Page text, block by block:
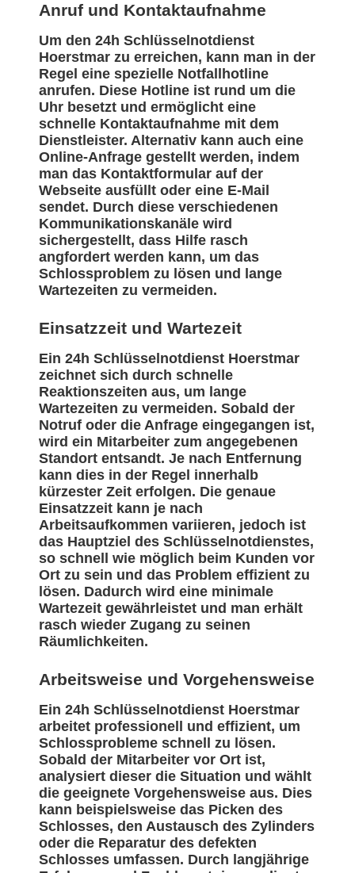
Anruf und Kontaktaufnahme
Um den 24h Schlüsselnotdienst
Hoerstmar zu erreichen, kann man in der
Regel eine spezielle Notfallhotline
anrufen. Diese Hotline ist rund um die
Uhr besetzt und ermöglicht eine
schnelle Kontaktaufnahme mit dem
Dienstleister. Alternativ kann auch eine
Online-Anfrage gestellt werden, indem
man das Kontaktformular auf der
Webseite ausfüllt oder eine E-Mail
sendet. Durch diese verschiedenen
Kommunikationskanäle wird
sichergestellt, dass Hilfe rasch
angfordert werden kann, um das
Schlossproblem zu lösen und lange
Wartezeiten zu vermeiden.
Einsatzzeit und Wartezeit
Ein 24h Schlüsselnotdienst Hoerstmar
zeichnet sich durch schnelle
Reaktionszeiten aus, um lange
Wartezeiten zu vermeiden. Sobald der
Notruf oder die Anfrage eingegangen ist,
wird ein Mitarbeiter zum angegebenen
Standort entsandt. Je nach Entfernung
kann dies in der Regel innerhalb
kürzester Zeit erfolgen. Die genaue
Einsatzzeit kann je nach
Arbeitsaufkommen variieren, jedoch ist
das Hauptziel des Schlüsselnotdienstes,
so schnell wie möglich beim Kunden vor
Ort zu sein und das Problem effizient zu
lösen. Dadurch wird eine minimale
Wartezeit gewährleistet und man erhält
rasch wieder Zugang zu seinen
Räumlichkeiten.
Arbeitsweise und Vorgehensweise
Ein 24h Schlüsselnotdienst Hoerstmar
arbeitet professionell und effizient, um
Schlossprobleme schnell zu lösen.
Sobald der Mitarbeiter vor Ort ist,
analysiert dieser die Situation und wählt
die geeignete Vorgehensweise aus. Dies
kann beispielsweise das Picken des
Schlosses, den Austausch des Zylinders
oder die Reparatur des defekten
Schlosses umfassen. Durch langjährige